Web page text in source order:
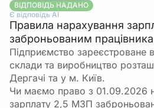
ВІДПОВІДЬ НАДАНО
Є відповідь АІ
Правила нарахування
заброньованим
Підприємство зареєстроване
склади та виробництво
Дергачі та у м. Київ.
Чи маємо право з 01.09.2026
зарплату 2,5 МЗП